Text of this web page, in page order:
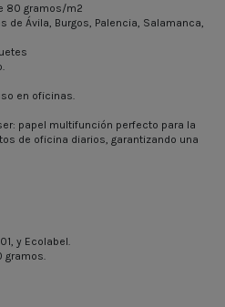
80 gramos/m2
de Ávila, Burgos, Palencia, Salamanca,
en oficinas.
papel multifunción perfecto para la
de oficina diarios, garantizando una
y Ecolabel.
gramos.